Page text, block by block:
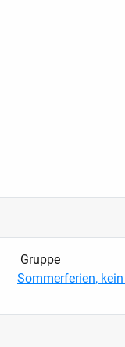
Gruppe
Sommerferien,